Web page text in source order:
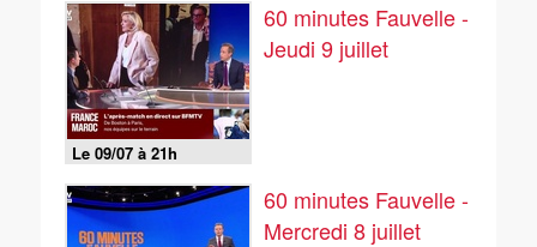
le feu progresse
Le 09/07 à 21h
60 minutes Fauvelle -
Jeudi 9 juillet
60 minutes Fauvelle -
Mercredi 8 juillet